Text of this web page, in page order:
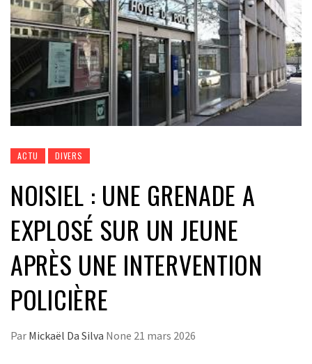
ACTU DIVERS
NOISIEL : UNE GRENADE A
EXPLOSÉ SUR UN JEUNE
APRÈS UNE INTERVENTION
POLICIÈRE
Par Mickaël Da Silva None 21 mars 2026